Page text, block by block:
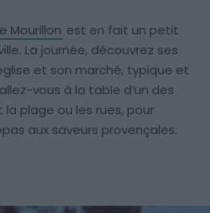
Mourillon est en fait un petit
La journée, découvrez ses
et son marché, typique et
vous à la table d’un des
plage ou les rues, pour
aux saveurs provençales.